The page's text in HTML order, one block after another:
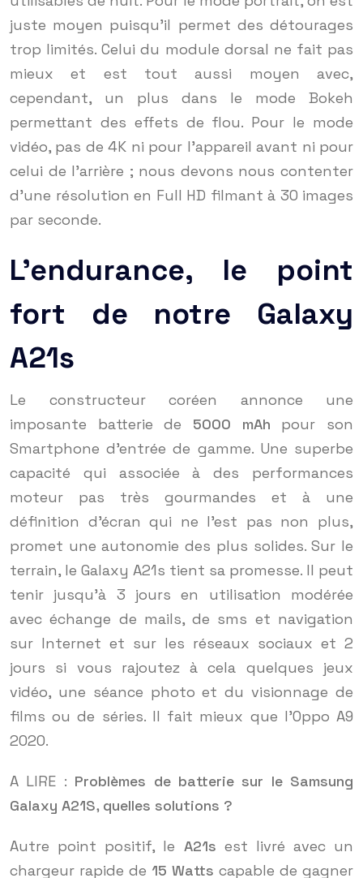
juste moyen puisqu’il permet des détourages
trop limités. Celui du module dorsal ne fait pas
mieux et est tout aussi moyen avec,
cependant, un plus dans le mode Bokeh
permettant des effets de flou. Pour le mode
vidéo, pas de 4K ni pour l’appareil avant ni pour
celui de l’arrière ; nous devons nous contenter
d’une résolution en Full HD filmant à 30 images
par seconde.
L’endurance, le point
fort de notre Galaxy
A21s
Le constructeur coréen annonce une
imposante batterie de 5000 mAh pour son
Smartphone d’entrée de gamme. Une superbe
capacité qui associée à des performances
moteur pas très gourmandes et à une
définition d’écran qui ne l’est pas non plus,
promet une autonomie des plus solides. Sur le
terrain, le Galaxy A21s tient sa promesse. Il peut
tenir jusqu’à 3 jours en utilisation modérée
avec échange de mails, de sms et navigation
sur Internet et sur les réseaux sociaux et 2
jours si vous rajoutez à cela quelques jeux
vidéo, une séance photo et du visionnage de
films ou de séries. Il fait mieux que l’Oppo A9
2020.
A LIRE : Problèmes de batterie sur le Samsung
Galaxy A21S, quelles solutions ?
Autre point positif, le A21s est livré avec un
chargeur rapide de 15 Watts capable de gagner